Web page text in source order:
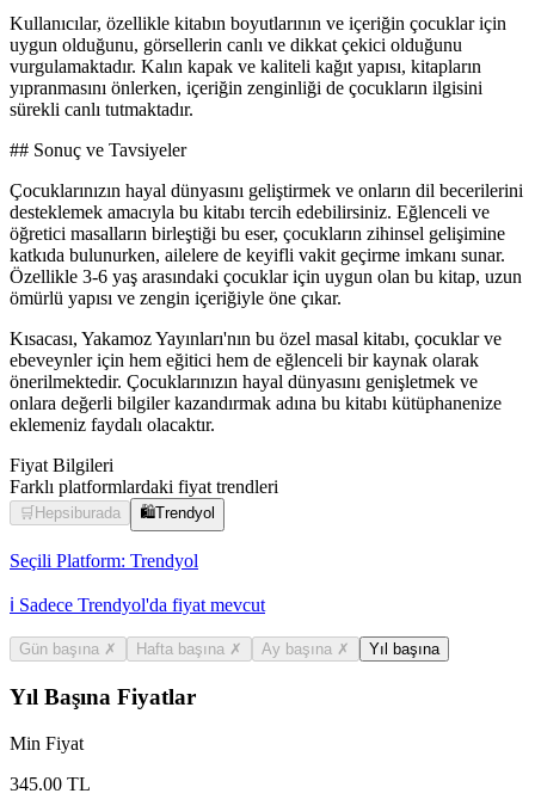
Kullanıcılar, özellikle kitabın boyutlarının ve içeriğin çocuklar için
uygun olduğunu, görsellerin canlı ve dikkat çekici olduğunu
vurgulamaktadır. Kalın kapak ve kaliteli kağıt yapısı, kitapların
yıpranmasını önlerken, içeriğin zenginliği de çocukların ilgisini
sürekli canlı tutmaktadır.
## Sonuç ve Tavsiyeler
Çocuklarınızın hayal dünyasını geliştirmek ve onların dil becerilerini
desteklemek amacıyla bu kitabı tercih edebilirsiniz. Eğlenceli ve
öğretici masalların birleştiği bu eser, çocukların zihinsel gelişimine
katkıda bulunurken, ailelere de keyifli vakit geçirme imkanı sunar.
Özellikle 3-6 yaş arasındaki çocuklar için uygun olan bu kitap, uzun
ömürlü yapısı ve zengin içeriğiyle öne çıkar.
Kısacası, Yakamoz Yayınları'nın bu özel masal kitabı, çocuklar ve
ebeveynler için hem eğitici hem de eğlenceli bir kaynak olarak
önerilmektedir. Çocuklarınızın hayal dünyasını genişletmek ve
onlara değerli bilgiler kazandırmak adına bu kitabı kütüphanenize
eklemeniz faydalı olacaktır.
Fiyat Bilgileri
Farklı platformlardaki fiyat trendleri
🛒 Hepsiburada 🛍️Trendyol
Seçili Platform: Trendyol
ℹ️ Sadece Trendyol'da fiyat mevcut
Gün başına ✗ Hafta başına ✗ Ay başına ✗ Yıl başına
Yıl Başına Fiyatlar
Min Fiyat
345.00 TL